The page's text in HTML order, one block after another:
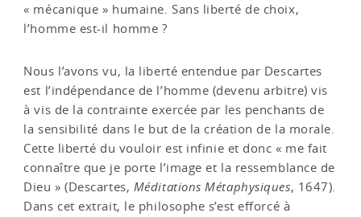
« mécanique » humaine. Sans liberté de choix,
l’homme est-il homme ?
Nous l’avons vu, la liberté entendue par Descartes
est l’indépendance de l’homme (devenu arbitre) vis
à vis de la contrainte exercée par les penchants de
la sensibilité dans le but de la création de la morale.
Cette liberté du vouloir est infinie et donc « me fait
connaître que je porte l’image et la ressemblance de
Dieu » (Descartes, Méditations Métaphysiques, 1647).
Dans cet extrait, le philosophe s’est efforcé à